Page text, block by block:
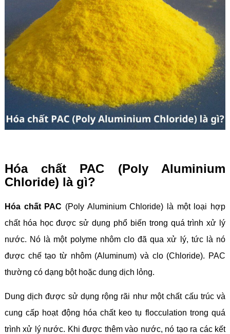
Hóa chất PAC (Poly Aluminium
Chloride) là gì?
Hóa chất PAC (Poly Aluminium Chloride) là một loại hợp
chất hóa học được sử dụng phổ biến trong quá trình xử lý
nước. Nó là một polyme nhôm clo đã qua xử lý, tức là nó
được chế tạo từ nhôm (Aluminum) và clo (Chloride). PAC
thường có dạng bột hoặc dung dịch lỏng.
Dung dịch được sử dụng rộng rãi như một chất cấu trúc và
cung cấp hoạt động hóa chất keo tụ flocculation trong quá
trình xử lý nước. Khi được thêm vào nước, nó tạo ra các kết